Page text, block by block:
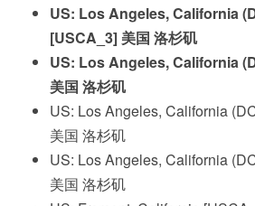
US: Los Angeles, California
[USCA_3] 美国 洛杉矶
US: Los Angeles, California
美国 洛杉矶
US: Los Angeles, California
美国 洛杉矶
US: Los Angeles, California
美国 洛杉矶